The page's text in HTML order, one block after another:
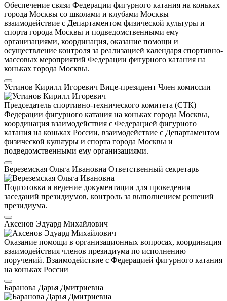
Обеспечение связи Федерации фигурного катания на коньках
города Москвы со школами и клубами Москвы
взаимодействие с Департаментом физической культуры и
спорта города Москвы и подведомственными ему
организациями, координация, оказание помощи и
осуществление контроля за реализацией календаря спортивно-
массовых мероприятий Федерации фигурного катания на
коньках города Москвы.
Устинов Кирилл Игоревич Вице-президент Член комиссии
Председатель спортивно-технического комитета (СТК)
Федерации фигурного катания на коньках города Москвы,
координация взаимодействия с Федерацией фигурного
катания на коньках России, взаимодействие с Департаментом
физической культуры и спорта города Москвы и
подведомственными ему организациями.
Вереземская Ольга Ивановна Ответственный секретарь
Подготовка и ведение документации для проведения
заседаний президиумов, контроль за выполнением решений
президиума.
Аксенов Эдуард Михайлович
Оказание помощи в организационных вопросах, координация
взаимодействия членов президиума по исполнению
поручений. Взаимодействие с Федерацией фигурного катания
на коньках России
Баранова Дарья Дмитриевна